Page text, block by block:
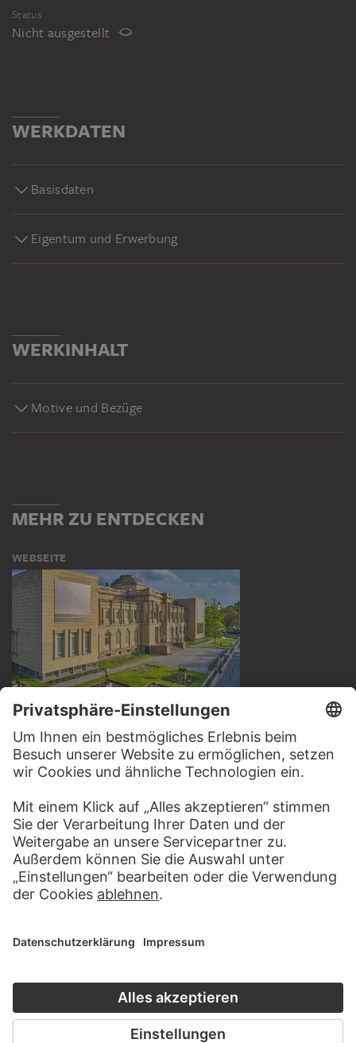
Status
Nicht ausgestellt
WERKDATEN
Basisdaten
Eigentum und Erwerbung
WERKINHALT
Motive und Bezüge
MEHR ZU ENTDECKEN
WEBSEITE
BESUCHEN SIE DAS
STÄDEL MUSEUM
ZUR WEBSEITE
KONTAKT
diesem Werk?
SCHREIBEN SIE UNS